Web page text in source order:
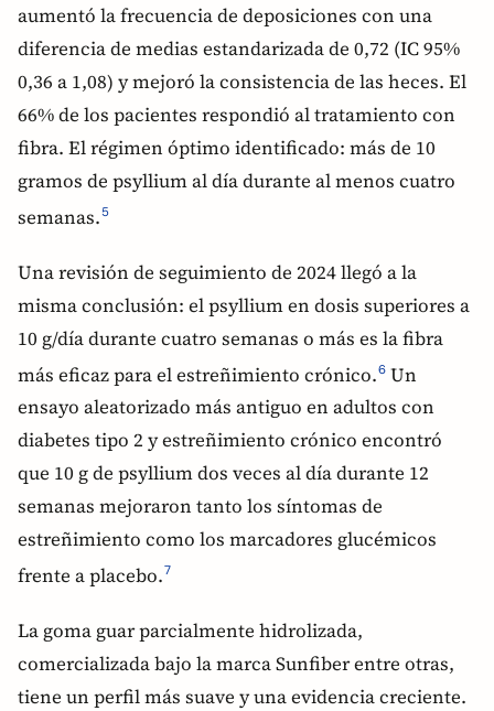
aumentó la frecuencia de deposiciones con una
diferencia de medias estandarizada de 0,72 (IC 95%
0,36 a 1,08) y mejoró la consistencia de las heces. El
66% de los pacientes respondió al tratamiento con
fibra. El régimen óptimo identificado: más de 10
gramos de psyllium al día durante al menos cuatro
semanas.5
Una revisión de seguimiento de 2024 llegó a la
misma conclusión: el psyllium en dosis superiores a
10 g/día durante cuatro semanas o más es la fibra
más eficaz para el estreñimiento crónico.6 Un
ensayo aleatorizado más antiguo en adultos con
diabetes tipo 2 y estreñimiento crónico encontró
que 10 g de psyllium dos veces al día durante 12
semanas mejoraron tanto los síntomas de
estreñimiento como los marcadores glucémicos
frente a placebo.7
La goma guar parcialmente hidrolizada,
comercializada bajo la marca Sunfiber entre otras,
tiene un perfil más suave y una evidencia creciente.